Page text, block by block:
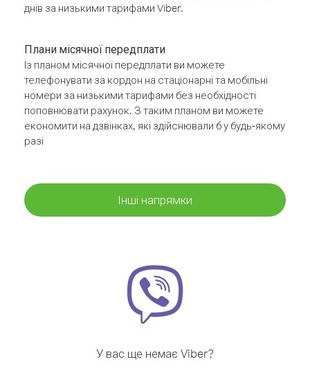
днів за низькими тарифами Viber.
Плани місячної передплати
Із планом місячної передплати ви можете
телефонувати за кордон на стаціонарні та мобільні
номери за низькими тарифами без необхідності
поповнювати рахунок. З таким планом ви можете
економити на дзвінках, які здійснювали б у будь-якому
разі
Інші напрямки
У вас ще немає Viber?